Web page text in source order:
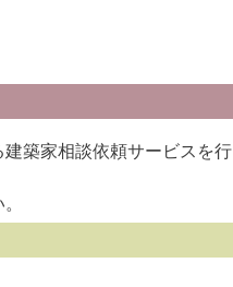
築家相談依頼サービスを行